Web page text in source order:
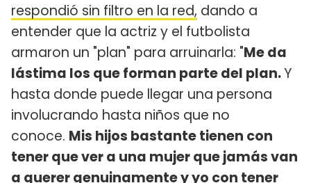
respondió sin filtro en la red, dando a
entender que la actriz y el futbolista
armaron un "plan" para arruinarla: "Me da
lástima los que forman parte del plan.Y
hasta donde puede llegar una persona
involucrando hasta niños que no
conoce. Mis hijos bastante tienen con
tener que ver a una mujer que jamás van
a querer genuinamente y yo con tener